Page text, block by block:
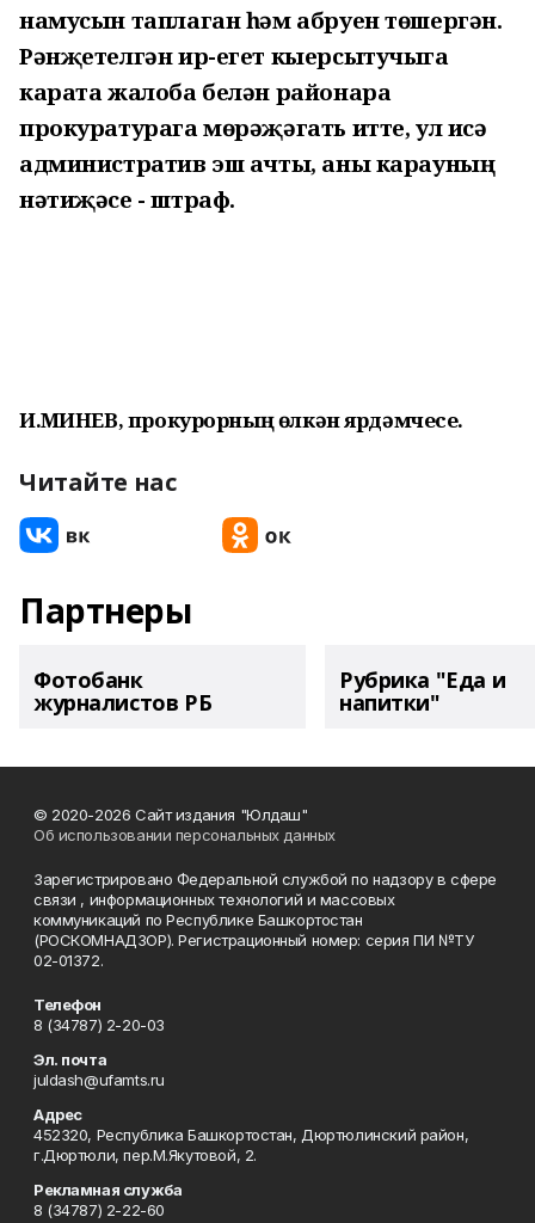
намусын таплаган һәм абруен төшергән.
Рәнҗетелгән ир-егет кыерсытучыга
карата жалоба белән районара
прокуратурага мөрәҗәгать итте, ул исә
адми­нистратив эш ачты, аны карауның
нәтиҗәсе - штраф.
И.ӘМИНЕВ, прокурорның өлкән ярдәмчесе.
Читайте нас
Партнеры
Фотобанк
журналистов РБ
Рубрика "Еда и
напитки"
© 2020-2026 Сайт издания "Юлдаш"
Об использовании персональных данных
Зарегистрировано Федеральной службой по надзору в сфере
связи , информационных технологий и массовых
коммуникаций по Республике Башкортостан
(РОСКОМНАДЗОР). Регистрационный номер: серия ПИ №ТУ
02-01372.
Телефон
8 (34787) 2-20-03
Эл. почта
juldash@ufamts.ru
Адрес
452320, Республика Башкортостан, Дюртюлинский район,
г.Дюртюли, пер.М.Якутовой, 2.
Рекламная служба
8 (34787) 2-22-60